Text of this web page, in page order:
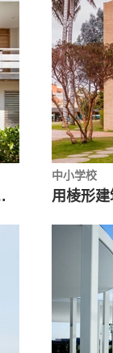
Saxe
中小学校